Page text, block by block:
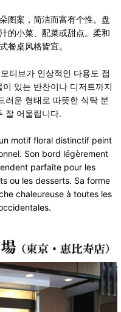
图案，简洁而富有个性。盘
的小菜、配菜或甜点。柔和
餐桌风格皆宜。
티브가 인상적인 다용도 접
있는 반찬이나 디저트까지
러운 형태로 따뜻한 식탁 분
잘 어울립니다.
motif floral distinctif peint
Son bord légèrement
parfaite pour les
ou les desserts. Sa forme
chaleureuse à toutes les